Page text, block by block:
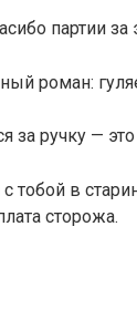
партии за
роман:
ручку —
тобой в
сторожа.